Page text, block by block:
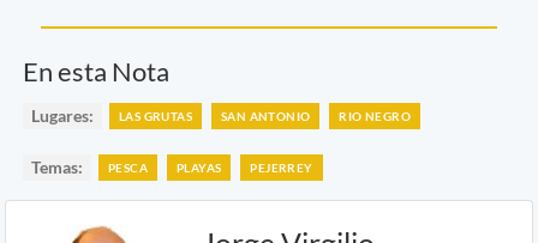
En esta Nota
Lugares: LAS GRUTAS SAN ANTONIO RIO NEGRO
Temas: PESCA PLAYAS PEJERREY